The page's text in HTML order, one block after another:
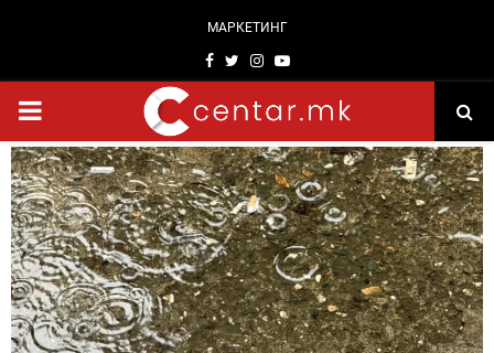
МАРКЕТИНГ
Facebook
TwitterInstagram
Youtube
PRIMARY
MENU